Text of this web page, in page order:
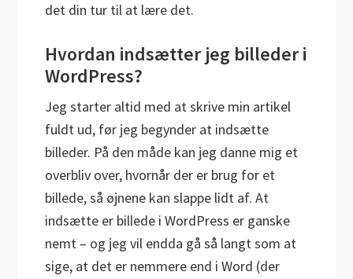
det din tur til at lære det.
Hvordan indsætter jeg billeder i
WordPress?
Jeg starter altid med at skrive min artikel
fuldt ud, før jeg begynder at indsætte
billeder. På den måde kan jeg danne mig et
overbliv over, hvornår der er brug for et
billede, så øjnene kan slappe lidt af. At
indsætte er billede i WordPress er ganske
nemt – og jeg vil endda gå så langt som at
sige, at det er nemmere end i Word (der